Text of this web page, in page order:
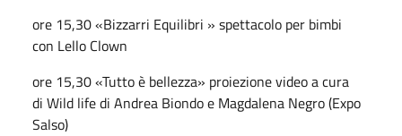
ore 15,30 «Bizzarri Equilibri » spettacolo per bimbi
con Lello Clown
ore 15,30 «Tutto è bellezza» proiezione video a cura
di Wild life di Andrea Biondo e Magdalena Negro (Expo
Salso)